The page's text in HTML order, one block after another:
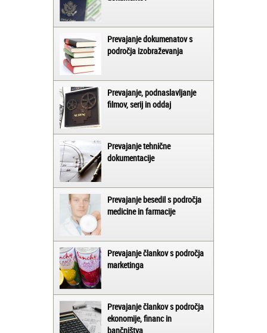
Prevajanje dokumenatov s
področja izobraževanja
Prevajanje, podnaslavljanje
filmov, serij in oddaj
Prevajanje tehnične
dokumentacije
Prevajanje besedil s področja
medicine in farmacije
Prevajanje člankov s področja
marketinga
Prevajanje člankov s področja
ekonomije, financ in
bančništva